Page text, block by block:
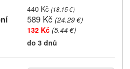
440 Kč (18.15 €)
589 Kč (24.29 €)
132 Kč (5.44 €)
do 3 dnů